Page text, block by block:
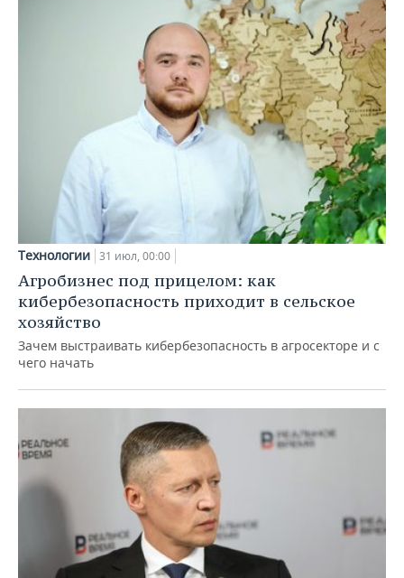
Технологии 31 июл, 00:00
Агробизнес под прицелом: как
кибербезопасность приходит в сельское
хозяйство
Зачем выстраивать кибербезопасность в агросекторе и с
чего начать